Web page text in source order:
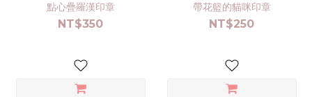
點心疊羅漢印章
NT$350
帶花籃的貓咪印章
NT$250